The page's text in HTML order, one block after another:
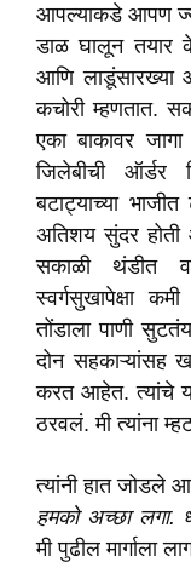
आपल्याकडे आपण
डाळ घालून तयार
आणि लाडूंसारख्या
कचोरी म्हणतात.
एका बाकावर
जिलेबीची ऑर्डर
बटाट्याच्या
अतिशय सुंदर होती
सकाळी थंडीत
स्वर्गसुखापेक्षा
तोंडाला पाणी
दोन सहकाऱ्यांसह
करत आहेत. त्यांचे
ठरवलं. मी त्यांना
त्यांनी हात जोडले
हमको अच्छा लगा.
मी पुढील मार्गाला